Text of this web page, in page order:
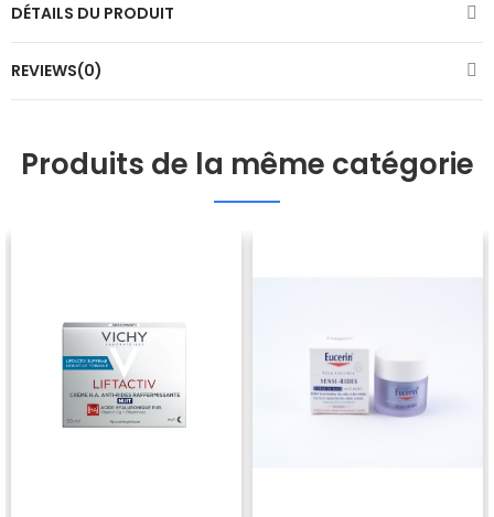
DÉTAILS DU PRODUIT
REVIEWS(0)
Produits de la même catégorie